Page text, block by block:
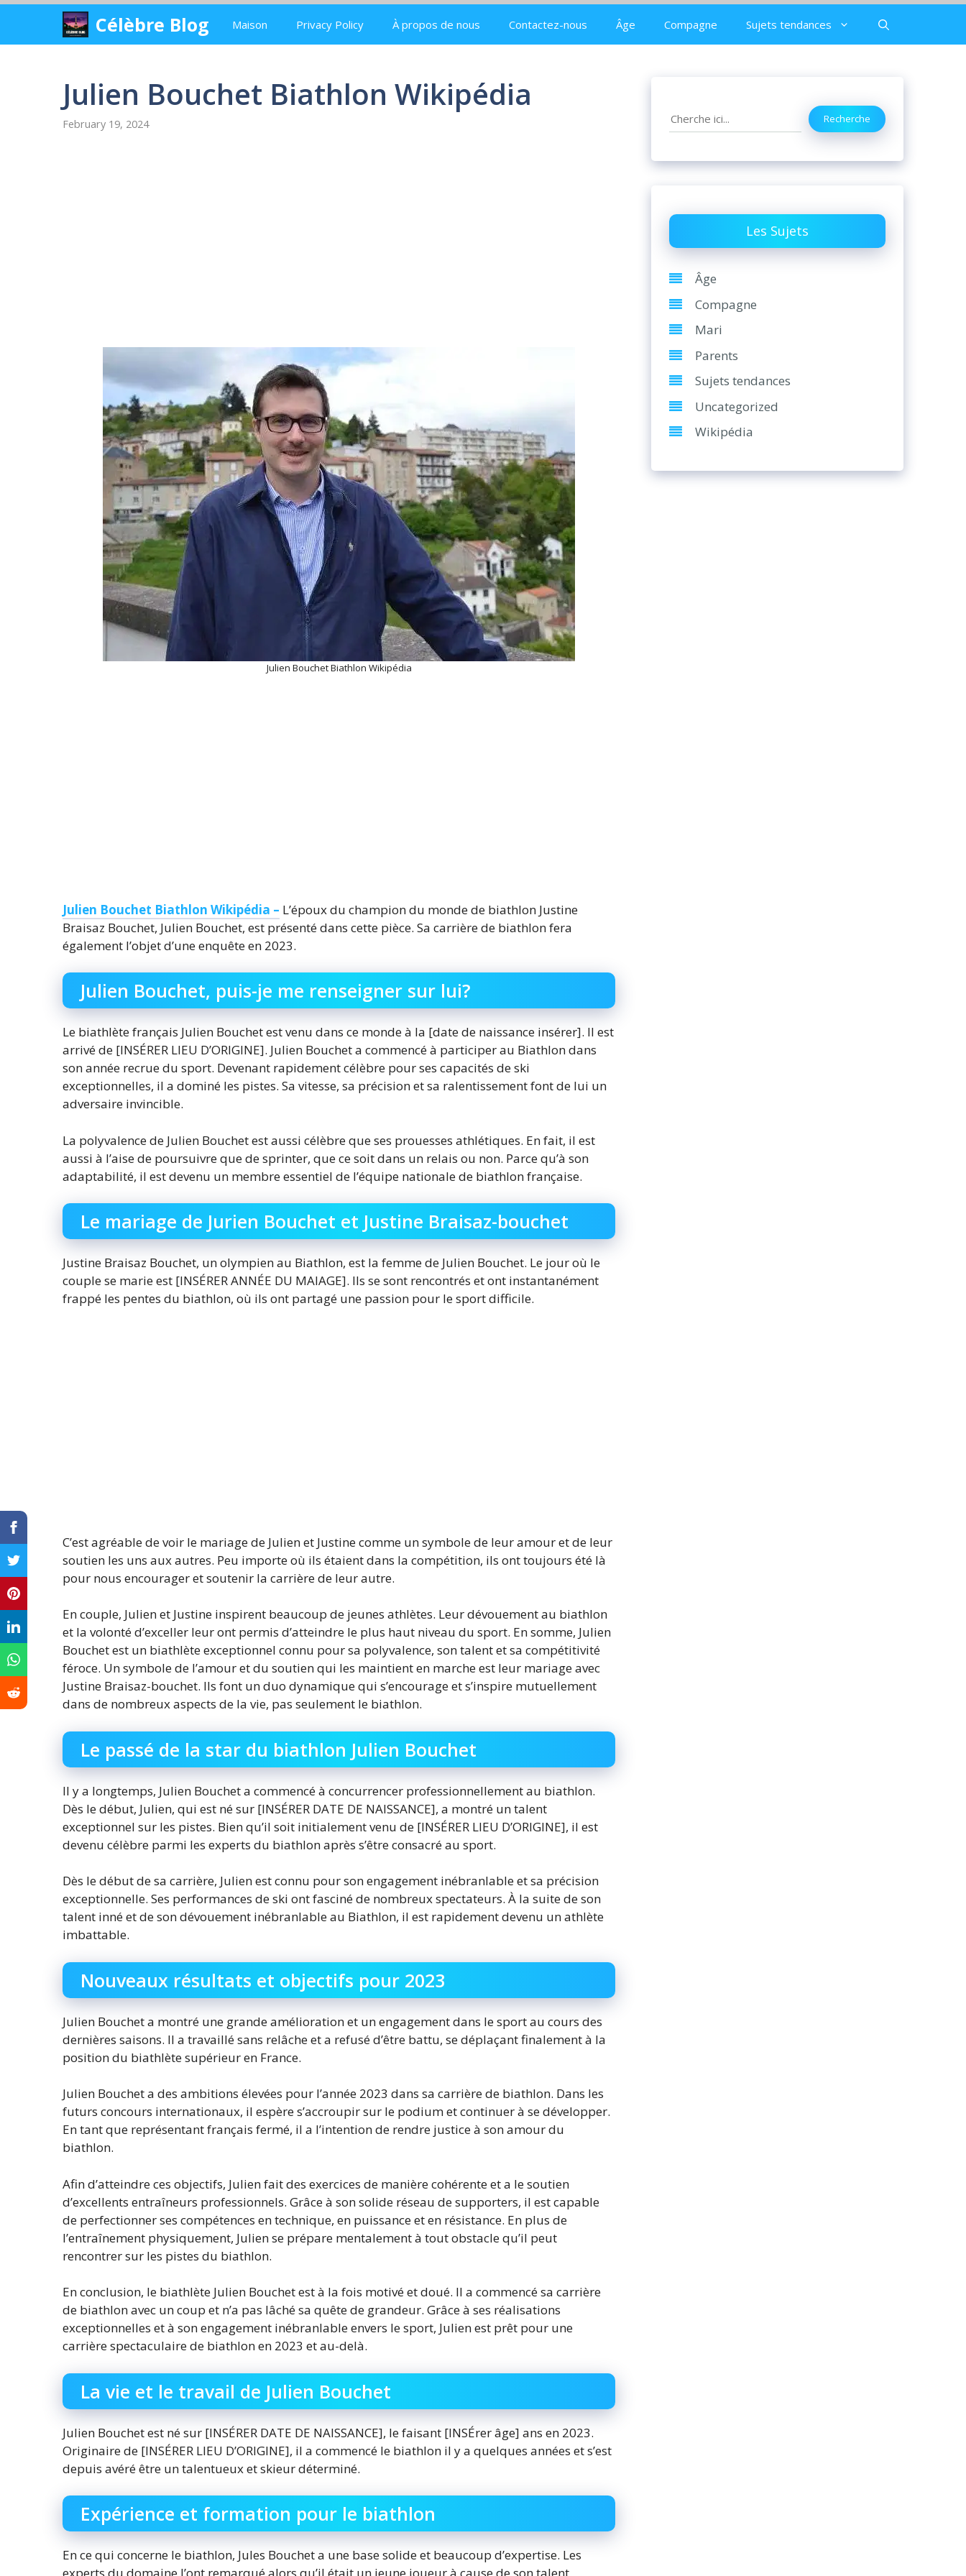
content
Célèbre Blog Maison Privacy Policy À propos de nous Contactez-nous Âge Compagne Sujets tendances
Julien Bouchet Biathlon Wikipédia
February 19, 2024
Julien Bouchet Biathlon Wikipédia
Julien Bouchet Biathlon Wikipédia – L’époux du champion du monde de biathlon Justine
Braisaz Bouchet, Julien Bouchet, est présenté dans cette pièce. Sa carrière de biathlon fera
également l’objet d’une enquête en 2023.
Julien Bouchet, puis-je me renseigner sur lui?
Le biathlète français Julien Bouchet est venu dans ce monde à la [date de naissance insérer]. Il est
arrivé de [INSÉRER LIEU D’ORIGINE]. Julien Bouchet a commencé à participer au Biathlon dans
son année recrue du sport. Devenant rapidement célèbre pour ses capacités de ski
exceptionnelles, il a dominé les pistes. Sa vitesse, sa précision et sa ralentissement font de lui un
adversaire invincible.
La polyvalence de Julien Bouchet est aussi célèbre que ses prouesses athlétiques. En fait, il est
aussi à l’aise de poursuivre que de sprinter, que ce soit dans un relais ou non. Parce qu’à son
adaptabilité, il est devenu un membre essentiel de l’équipe nationale de biathlon française.
Le mariage de Jurien Bouchet et Justine Braisaz-bouchet
Justine Braisaz Bouchet, un olympien au Biathlon, est la femme de Julien Bouchet. Le jour où le
couple se marie est [INSÉRER ANNÉE DU MAIAGE]. Ils se sont rencontrés et ont instantanément
frappé les pentes du biathlon, où ils ont partagé une passion pour le sport difficile.
C’est agréable de voir le mariage de Julien et Justine comme un symbole de leur amour et de leur
soutien les uns aux autres. Peu importe où ils étaient dans la compétition, ils ont toujours été là
pour nous encourager et soutenir la carrière de leur autre.
En couple, Julien et Justine inspirent beaucoup de jeunes athlètes. Leur dévouement au biathlon
et la volonté d’exceller leur ont permis d’atteindre le plus haut niveau du sport. En somme, Julien
Bouchet est un biathlète exceptionnel connu pour sa polyvalence, son talent et sa compétitivité
féroce. Un symbole de l’amour et du soutien qui les maintient en marche est leur mariage avec
Justine Braisaz-bouchet. Ils font un duo dynamique qui s’encourage et s’inspire mutuellement
dans de nombreux aspects de la vie, pas seulement le biathlon.
Le passé de la star du biathlon Julien Bouchet
Il y a longtemps, Julien Bouchet a commencé à concurrencer professionnellement au biathlon.
Dès le début, Julien, qui est né sur [INSÉRER DATE DE NAISSANCE], a montré un talent
exceptionnel sur les pistes. Bien qu’il soit initialement venu de [INSÉRER LIEU D’ORIGINE], il est
devenu célèbre parmi les experts du biathlon après s’être consacré au sport.
Dès le début de sa carrière, Julien est connu pour son engagement inébranlable et sa précision
exceptionnelle. Ses performances de ski ont fasciné de nombreux spectateurs. À la suite de son
talent inné et de son dévouement inébranlable au Biathlon, il est rapidement devenu un athlète
imbattable.
Nouveaux résultats et objectifs pour 2023
Julien Bouchet a montré une grande amélioration et un engagement dans le sport au cours des
dernières saisons. Il a travaillé sans relâche et a refusé d’être battu, se déplaçant finalement à la
position du biathlète supérieur en France.
Julien Bouchet a des ambitions élevées pour l’année 2023 dans sa carrière de biathlon. Dans les
futurs concours internationaux, il espère s’accroupir sur le podium et continuer à se développer.
En tant que représentant français fermé, il a l’intention de rendre justice à son amour du
biathlon.
Afin d’atteindre ces objectifs, Julien fait des exercices de manière cohérente et a le soutien
d’excellents entraîneurs professionnels. Grâce à son solide réseau de supporters, il est capable
de perfectionner ses compétences en technique, en puissance et en résistance. En plus de
l’entraînement physiquement, Julien se prépare mentalement à tout obstacle qu’il peut
rencontrer sur les pistes du biathlon.
En conclusion, le biathlète Julien Bouchet est à la fois motivé et doué. Il a commencé sa carrière
de biathlon avec un coup et n’a pas lâché sa quête de grandeur. Grâce à ses réalisations
exceptionnelles et à son engagement inébranlable envers le sport, Julien est prêt pour une
carrière spectaculaire de biathlon en 2023 et au-delà.
La vie et le travail de Julien Bouchet
Julien Bouchet est né sur [INSÉRER DATE DE NAISSANCE], le faisant [INSÉrer âge] ans en 2023.
Originaire de [INSÉRER LIEU D’ORIGINE], il a commencé le biathlon il y a quelques années et s’est
depuis avéré être un talentueux et skieur déterminé.
Expérience et formation pour le biathlon
En ce qui concerne le biathlon, Jules Bouchet a une base solide et beaucoup d’expertise. Les
Search Recherche
Les Sujets
Âge
Compagne
Mari
Parents
Sujets tendances
Uncategorized
Wikipédia